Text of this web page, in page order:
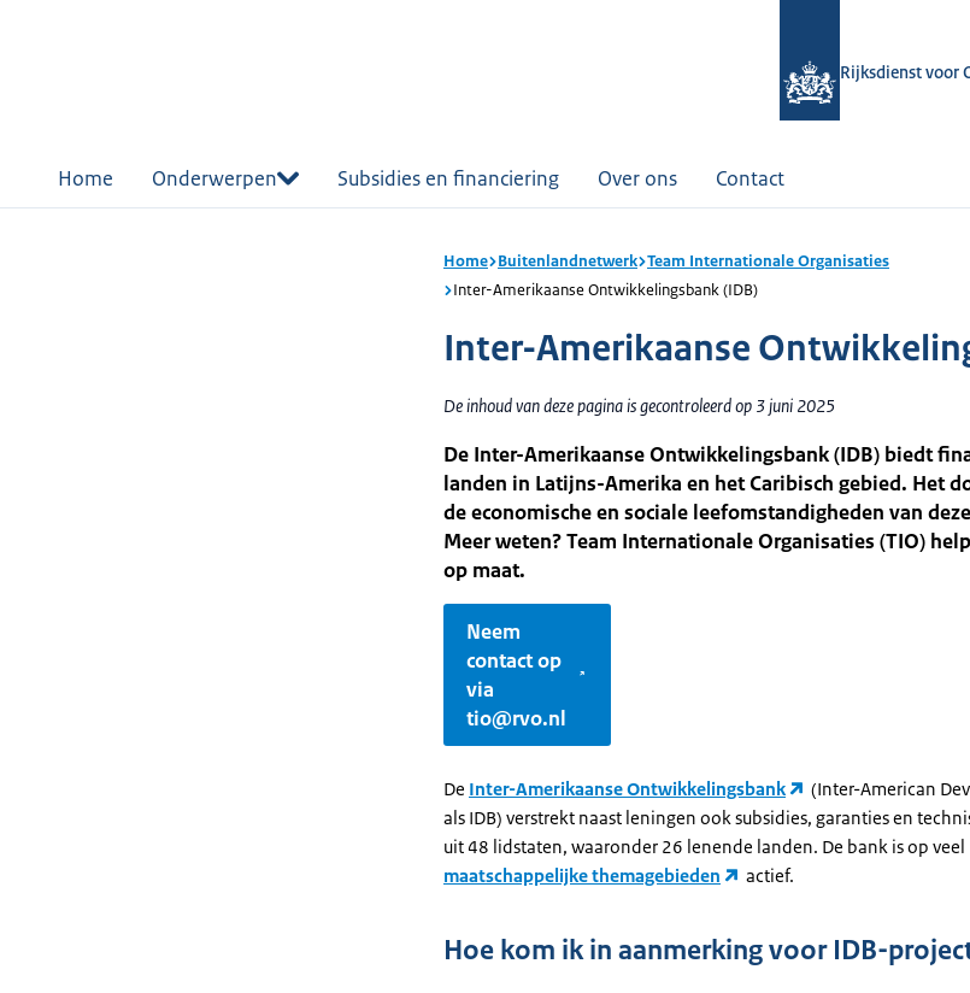
Rijksdienst voor
Home Onderwerpen Subsidies en financiering Over ons Contact
Home Buitenlandnetwerk Team Internationale Organisaties
Inter-Amerikaanse Ontwikkelingsbank (IDB)
Inter-Amerikaanse
De inhoud van deze pagina is gecontroleerd op 3 juni 2025
De Inter-Amerikaanse Ontwikkelingsbank (IDB) biedt
landen in Latijns-Amerika en het Caribisch gebied. Het
de economische en sociale leefomstandigheden van
Meer weten? Team Internationale Organisaties (TIO)
op maat.
Neem
contact op
via
tio@rvo.nl
De Inter-Amerikaanse Ontwikkelingsbank
(Inter-American
als IDB) verstrekt naast leningen ook subsidies, garanties en
uit 48 lidstaten, waaronder 26 lenende landen. De bank is op veel
maatschappelijke themagebieden
actief.
Hoe kom ik in aanmerking voor IDB-